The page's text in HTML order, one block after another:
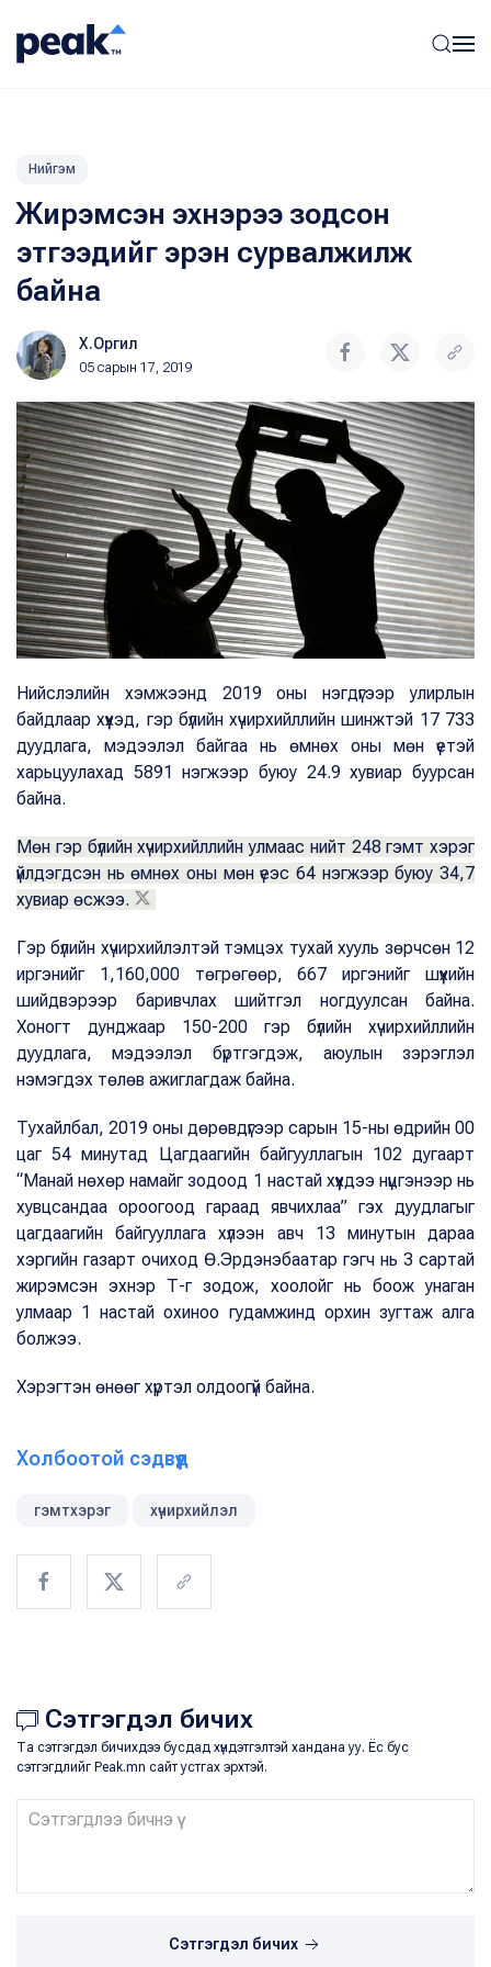
Нийгэм
Жирэмсэн эхнэрээ зодсон
этгээдийг эрэн сурвалжилж
байна
Х.Оргил
05 сарын 17, 2019
Нийслэлийн хэмжээнд 2019 оны нэгдүгээр улирлын
байдлаар хүүхэд, гэр бүлийн хүчирхийллийн шинжтэй 17 733
дуудлага, мэдээлэл байгаа нь өмнөх оны мөн үетэй
харьцуулахад 5891 нэгжээр буюу 24.9 хувиар буурсан
байна.
Мөн гэр бүлийн хүчирхийллийн улмаас нийт 248 гэмт хэрэг
үйлдэгдсэн нь өмнөх оны мөн үеэс 64 нэгжээр буюу 34,7
хувиар өсжээ.
Гэр бүлийн хүчирхийлэлтэй тэмцэх тухай хууль зөрчсөн 12
иргэнийг 1,160,000 төгрөгөөр, 667 иргэнийг шүүхийн
шийдвэрээр баривчлах шийтгэл ногдуулсан байна.
Хоногт дунджаар 150-200 гэр бүлийн хүчирхийллийн
дуудлага, мэдээлэл бүртгэгдэж, аюулын зэрэглэл
нэмэгдэх төлөв ажиглагдаж байна.
Тухайлбал, 2019 оны дөрөвдүгээр сарын 15-ны өдрийн 00
цаг 54 минутад Цагдаагийн байгууллагын 102 дугаарт
“Манай нөхөр намайг зодоод 1 настай хүүхдээ нүцгэнээр нь
хувцсандаа ороогоод гараад явчихлаа” гэх дуудлагыг
цагдаагийн байгууллага хүлээн авч 13 минутын дараа
хэргийн газарт очиход Ө.Эрдэнэбаатар гэгч нь 3 сартай
жирэмсэн эхнэр Т-г зодож, хоолойг нь боож унаган
улмаар 1 настай охиноо гудамжинд орхин зугтаж алга
болжээ.
Хэрэгтэн өнөөг хүртэл олдоогүй байна.
Холбоотой сэдвүүд
гэмтхэрэг хүчирхийлэл
Сэтгэгдэл бичих
Та сэтгэгдэл бичихдээ бусдад хүндэтгэлтэй хандана уу. Ёс бус
сэтгэгдлийг Peak.mn сайт устгах эрхтэй.
Сэтгэгдэл бичих